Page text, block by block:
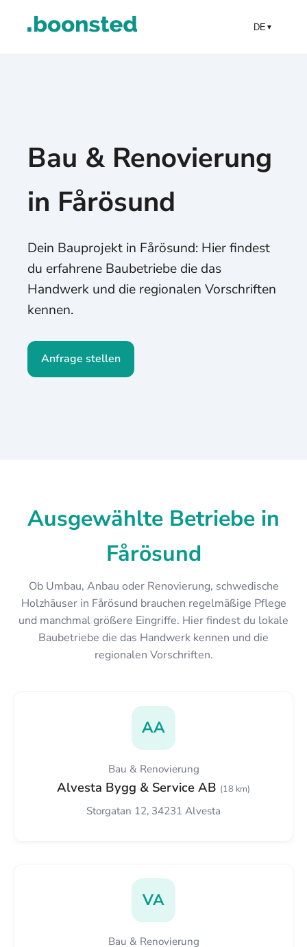
DE ▼
Bau & Renovierung
in Fårösund
Dein Bauprojekt in Fårösund: Hier findest
du erfahrene Baubetriebe die das
Handwerk und die regionalen Vorschriften
kennen.
Anfrage stellen
Ausgewählte Betriebe in
Fårösund
Ob Umbau, Anbau oder Renovierung, schwedische
Holzhäuser in Fårösund brauchen regelmäßige Pflege
und manchmal größere Eingriffe. Hier findest du lokale
Baubetriebe die das Handwerk kennen und die
regionalen Vorschriften.
AA
Bau & Renovierung
Alvesta Bygg & Service AB (18 km)
Storgatan 12, 34231 Alvesta
VA
Bau & Renovierung